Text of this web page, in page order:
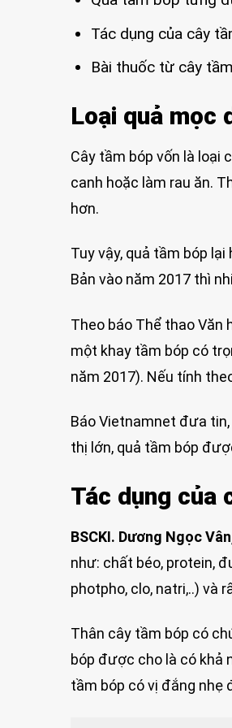
Tác dụng của cây
Bài thuốc từ cây
Loại quả mọc
Cây tầm bóp vốn là loại
canh hoặc làm rau ăn.
hơn.
Tuy vậy, quả tầm bóp
Bản vào năm 2017 thì
Theo báo Thể thao Văn
một khay tầm bóp có
năm 2017). Nếu tính
Báo Vietnamnet đưa
thị lớn, quả tầm bóp
Tác dụng của
BSCKI. Dương Ngọc
như: chất béo, protein,
photpho, clo, natri,..) và
Thân cây tầm bóp có
bóp được cho là có khả
tầm bóp có vị đắng nhẹ